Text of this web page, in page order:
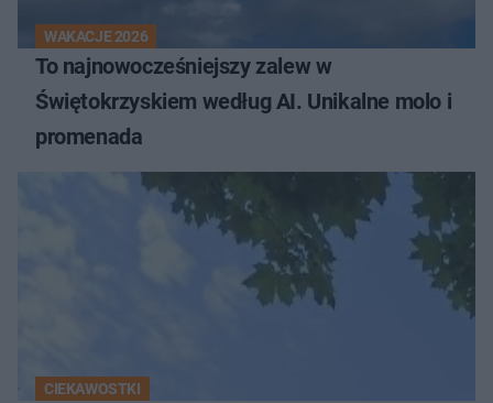
WAKACJE 2026
To najnowocześniejszy zalew w
Świętokrzyskiem według AI. Unikalne molo i
promenada
CIEKAWOSTKI